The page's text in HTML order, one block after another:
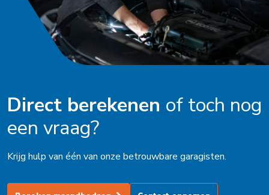
Direct berekenen of toch nog
een vraag?
Krijg hulp van één van onze betrouwbare garagisten.